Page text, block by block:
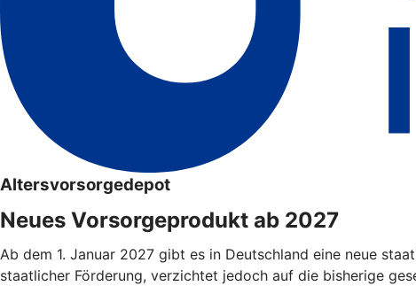
Altersvorsorgedepot
Neues Vorsorgeprodukt ab 2027
Ab dem 1. Januar 2027 gibt es in Deutschland eine neue
staatlicher Förderung, verzichtet jedoch auf die bisherige